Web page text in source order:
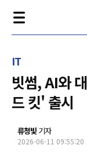
IT
빗썸, AI와
드 킷' 출시
류청빛 기자
2026-06-11 09:55:20